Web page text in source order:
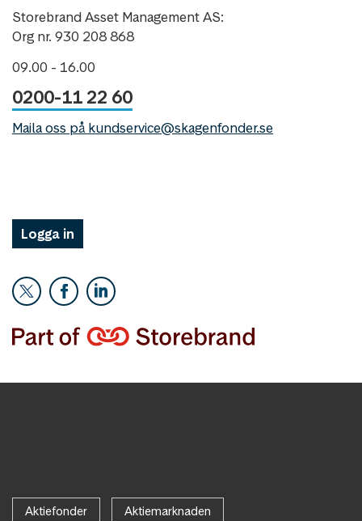
Storebrand Asset Management AS:
Org nr. 930 208 868
09.00 - 16.00
0200-11 22 60
Maila oss på kundservice@skagenfonder.se
Logga in
Aktiefonder Aktiemarknaden